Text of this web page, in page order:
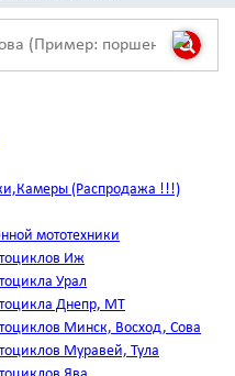
(Распродажа !!!)
мототехники
Иж
Урал
Днепр, МТ
Минск, Восход, Сова
Муравей, Тула